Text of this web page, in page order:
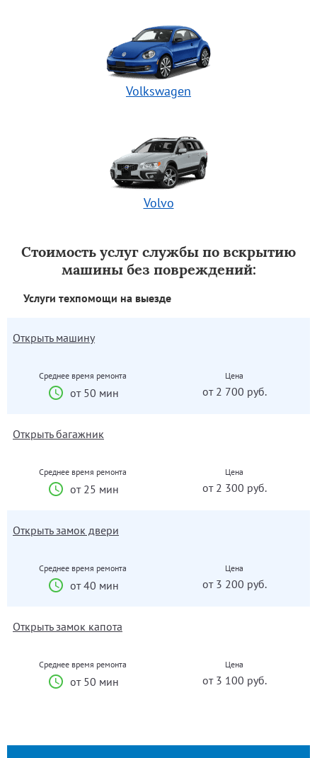
Volkswagen
Volvo
Стоимость услуг службы по вскрытию
машины без повреждений:
Услуги техпомощи на выезде
Открыть машину
Среднее время ремонта
от 50 мин
Цена
от 2 700 руб.
Открыть багажник
Среднее время ремонта
от 25 мин
Цена
от 2 300 руб.
Открыть замок двери
Среднее время ремонта
от 40 мин
Цена
от 3 200 руб.
Открыть замок капота
Среднее время ремонта
от 50 мин
Цена
от 3 100 руб.